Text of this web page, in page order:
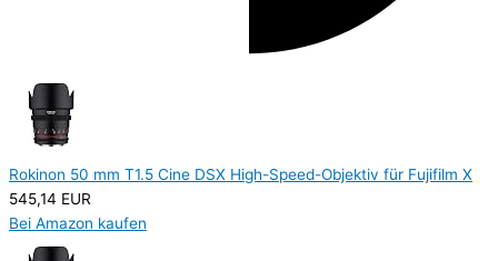
Rokinon 50 mm T1.5 Cine DSX High-Speed-Objektiv für Fujifilm X
545,14 EUR
Bei Amazon kaufen